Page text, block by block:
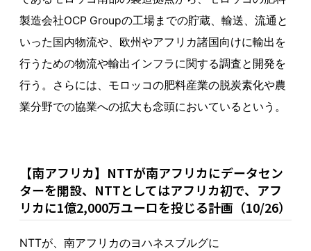
製造会社OCP Groupの工場までの貯蔵、輸送、流通と
いった国内物流や、欧州やアフリカ諸国向けに輸出を
行うための物流や輸出インフラに関する調査と開発を
行う。さらには、モロッコの肥料産業の脱炭素化や農
業分野での協業への拡大も念頭においているという。
【南アフリカ】NTTが南アフリカにデータセン
ターを開設、NTTとしてはアフリカ初で、アフ
リカに1億2,000万ユーロを投じる計画（10/26）
NTTが、南アフリカのヨハネスブルグに